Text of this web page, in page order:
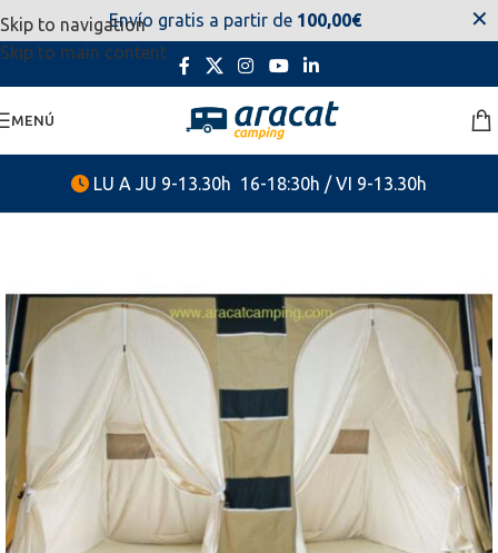
Skip to navigation
Skip to main content
estaremos disponibles. Disculpen las molestias.
MENÚ
LU A JU 9-13.30h 16-18:30h / VI 9-13.30h
Envío gratis a partir de 100,00€ ✕